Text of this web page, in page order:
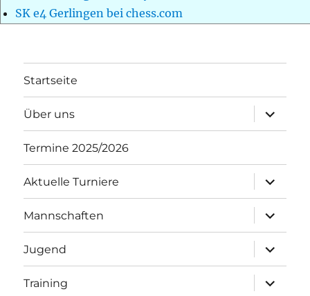
SK e4 Gerlingen bei chess.com
Startseite
Über uns
öffnen
Termine 2025/2026
Aktuelle Turniere
öffnen
Mannschaften
öffnen
Jugend
öffnen
Training
öffnen